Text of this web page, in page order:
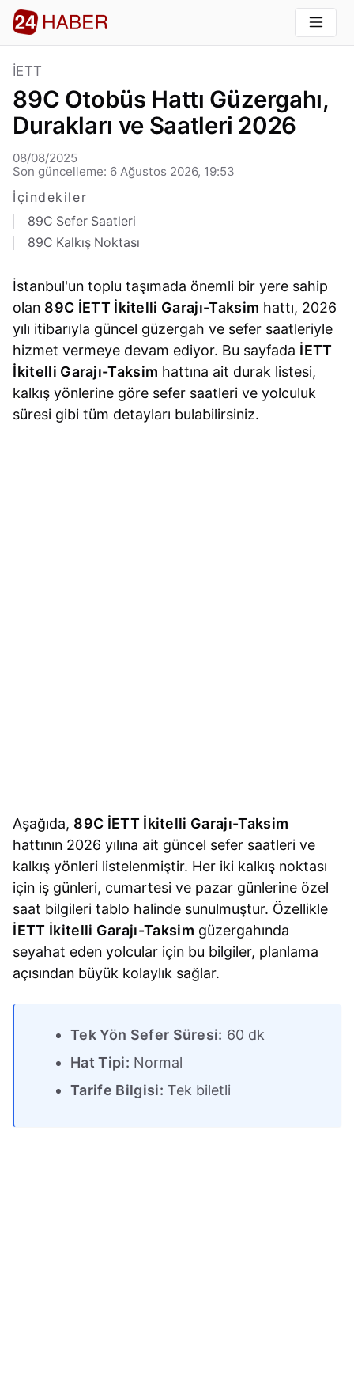
İETT
89C Otobüs Hattı Güzergahı,
Durakları ve Saatleri 2026
08/08/2025
Son güncelleme: 6 Ağustos 2026, 19:53
İçindekiler
89C Sefer Saatleri
89C Kalkış Noktası
İstanbul'un toplu taşımada önemli bir yere sahip
olan 89C İETT İkitelli Garajı-Taksim hattı, 2026
yılı itibarıyla güncel güzergah ve sefer saatleriyle
hizmet vermeye devam ediyor. Bu sayfada İETT
İkitelli Garajı-Taksim hattına ait durak listesi,
kalkış yönlerine göre sefer saatleri ve yolculuk
süresi gibi tüm detayları bulabilirsiniz.
Aşağıda, 89C İETT İkitelli Garajı-Taksim
hattının 2026 yılına ait güncel sefer saatleri ve
kalkış yönleri listelenmiştir. Her iki kalkış noktası
için iş günleri, cumartesi ve pazar günlerine özel
saat bilgileri tablo halinde sunulmuştur. Özellikle
İETT İkitelli Garajı-Taksim güzergahında
seyahat eden yolcular için bu bilgiler, planlama
açısından büyük kolaylık sağlar.
Tek Yön Sefer Süresi: 60 dk
Hat Tipi: Normal
Tarife Bilgisi: Tek biletli